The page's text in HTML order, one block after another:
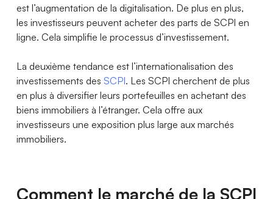
est l’augmentation de la digitalisation. De plus en plus,
les investisseurs peuvent acheter des parts de SCPI en
ligne. Cela simplifie le processus d’investissement.
La deuxième tendance est l’internationalisation des
investissements des SCPI. Les SCPI cherchent de plus
en plus à diversifier leurs portefeuilles en achetant des
biens immobiliers à l’étranger. Cela offre aux
investisseurs une exposition plus large aux marchés
immobiliers.
Comment le marché de la SCPI